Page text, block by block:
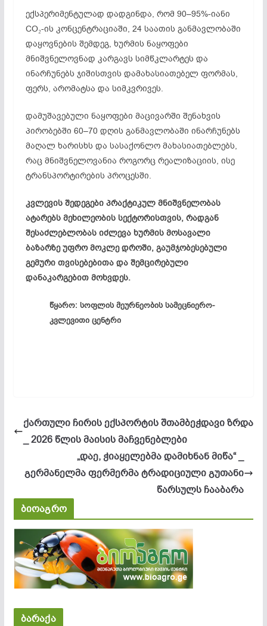
ექსპერიმენტულად დადგინდა, რომ 90–95%-იანი
CO₂-ის კონცენტრაციაში, 24 საათის განმავლობაში
დაყოვნების შემდეგ, ხურმის ნაყოფები
მნიშვნელოვნად კარგავს სიმწკლარტეს და
ინარჩუნებს ჯიშისთვის დამახასიათებელ ფორმას,
ფერს, არომატსა და სიმკვრივეს.
დამუშავებული ნაყოფები მაცივარში შენახვის
პირობებში 60–70 დღის განმავლობაში ინარჩუნებს
მაღალ ხარისხს და სასაქონლო მახასიათებლებს,
რაც მნიშვნელოვანია როგორც რეალიზაციის, ისე
ტრანსპორტირების პროცესში.
კვლევის შედეგები პრაქტიკულ მნიშვნელობას
ატარებს მეხილეობის სექტორისთვის, რადგან
შესაძლებლობას იძლევა ხურმის მოსავალი
ბაზარზე უფრო მოკლე დროში, გაუმჯობესებული
გემური თვისებებითა და შემცირებული
დანაკარგებით მოხვდეს.
წყარო: სოფლის მეურნეობის სამეცნიერო-
კვლევითი ცენტრი
ქართული ჩირის ექსპორტის შთამბეჭდავი ზრდა
_ 2026 წლის მაისის მაჩვენებლები
„დაე, ჭიაყელებმა დამიხნან მიწა“ _
გერმანელმა ფერმერმა ტრადიციული გუთანი
წარსულს ჩააბარა
ბიოაგრო
ბარაქა